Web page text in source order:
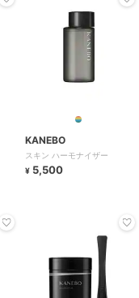
KANEBO
スキン ハーモナイザー
¥ 5,500